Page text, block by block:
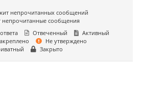
непрочитанных сообщений
сообщения
Отвеченный
Активный
Не утверждено
Закрыто